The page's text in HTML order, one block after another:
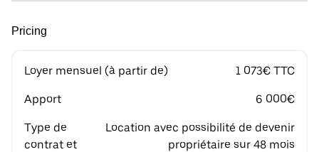
Pricing
Loyer mensuel (à partir de) 1 073€ TTC
Apport 6 000€
Type de
contrat et
Location avec possibilité de devenir
propriétaire sur 48 mois